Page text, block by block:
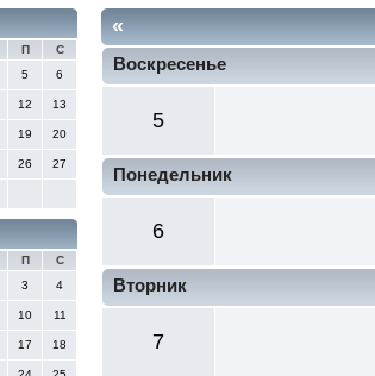
П
С
5 6
12 13
19 20
26 27
П
С
3 4
10 11
17 18
«
Воскресенье
5
Понедельник
6
Вторник
7